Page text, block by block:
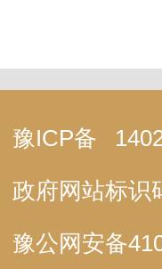
豫ICP备
政府网站标识
豫公网安备